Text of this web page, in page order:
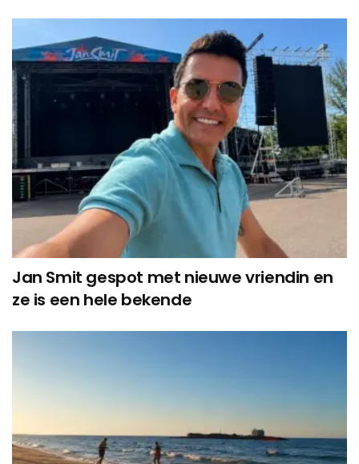
Jan Smit gespot met nieuwe vriendin en
ze is een hele bekende